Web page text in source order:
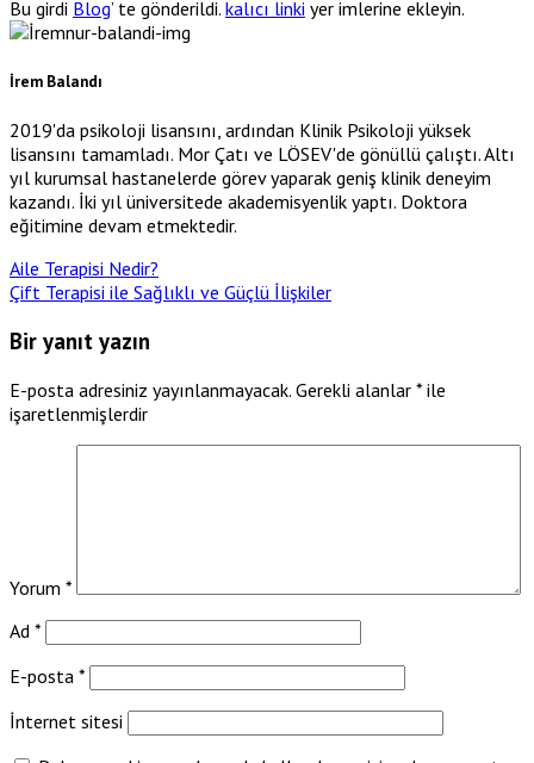
Bu girdi Blog’ te gönderildi. kalıcı linki yer imlerine ekleyin.
İrem Balandı
2019'da psikoloji lisansını, ardından Klinik Psikoloji yüksek
lisansını tamamladı. Mor Çatı ve LÖSEV'de gönüllü çalıştı. Altı
yıl kurumsal hastanelerde görev yaparak geniş klinik deneyim
kazandı. İki yıl üniversitede akademisyenlik yaptı. Doktora
eğitimine devam etmektedir.
Aile Terapisi Nedir?
Çift Terapisi ile Sağlıklı ve Güçlü İlişkiler
Bir yanıt yazın
E-posta adresiniz yayınlanmayacak. Gerekli alanlar * ile
işaretlenmişlerdir
Yorum *
Ad *
E-posta *
İnternet sitesi